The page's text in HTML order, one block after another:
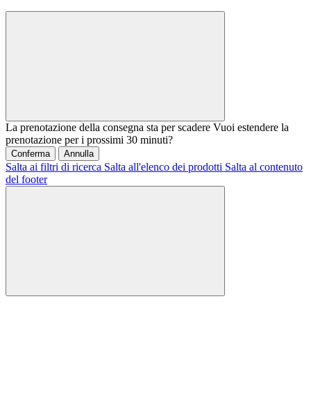
La prenotazione della consegna sta per scadere Vuoi estendere la
prenotazione per i prossimi 30 minuti?
Conferma Annulla
Salta ai filtri di ricerca Salta all'elenco dei prodotti Salta al contenuto
del footer